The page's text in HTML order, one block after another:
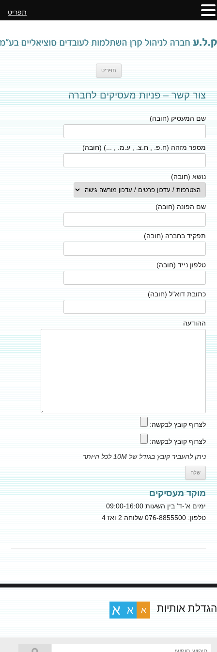
תפריט
לתוכן
צור קשר – פניות מעסיקים לחברה
שם המעסיק (חובה)
מספר מזהה (ח.פ. , ח.צ. , ע.מ. , ...) (חובה)
נושא (חובה)
שם הפונה (חובה)
תפקיד בחברה (חובה)
טלפון נייד (חובה)
כתובת דוא"ל (חובה)
ההודעה
לצרוף קובץ לבקשה:
לצרוף קובץ לבקשה:
ניתן להעביר קובץ בגודל של 10M לכל היותר
מוקד מעסיקים
ימים א’-ד’ בין השעות 09:00-16:00
טלפון: 076-8855500 שלוחה 2 ואז 4
הגדלת אותיות א א א
תפריט